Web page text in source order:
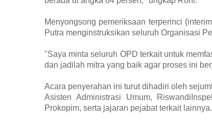
​Menyongsong pemeriksaan terperinci
Putra menginstruksikan seluruh Organisasi
​"Saya minta seluruh OPD terkait untuk
dan jadilah mitra yang baik agar proses ini
​Acara penyerahan ini turut dihadiri oleh
​Asisten Administrasi Umum,
Prokopim, serta jajaran pejabat terkait lainnya.